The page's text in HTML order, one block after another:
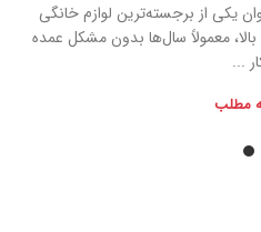
یکی از برجسته‌ترین لوازم خانگی
معمولاً سال‌ها بدون مشکل عمده
...
مطلب